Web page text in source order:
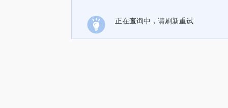
正在查询中，请刷新重试